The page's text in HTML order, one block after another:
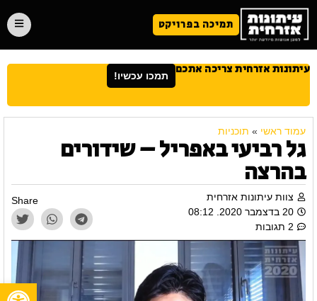
תמיכה בפרויקט
עיתונות אזרחית צריכה אתכם תמכו עכשיו!
עמוד ראשי » תוכניות
גל רביעי באפריל – שידורים
בהרצה
צוות עיתונות אזרחית
20 בדצמבר 2020. 08:12
2 תגובות
Share